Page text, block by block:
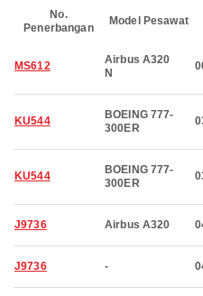
No.
Penerbangan
Model Pesawat
MS612
Airbus A320
N
KU544
BOEING 777-
300ER
KU544
BOEING 777-
300ER
J9736 Airbus A320
J9736 -